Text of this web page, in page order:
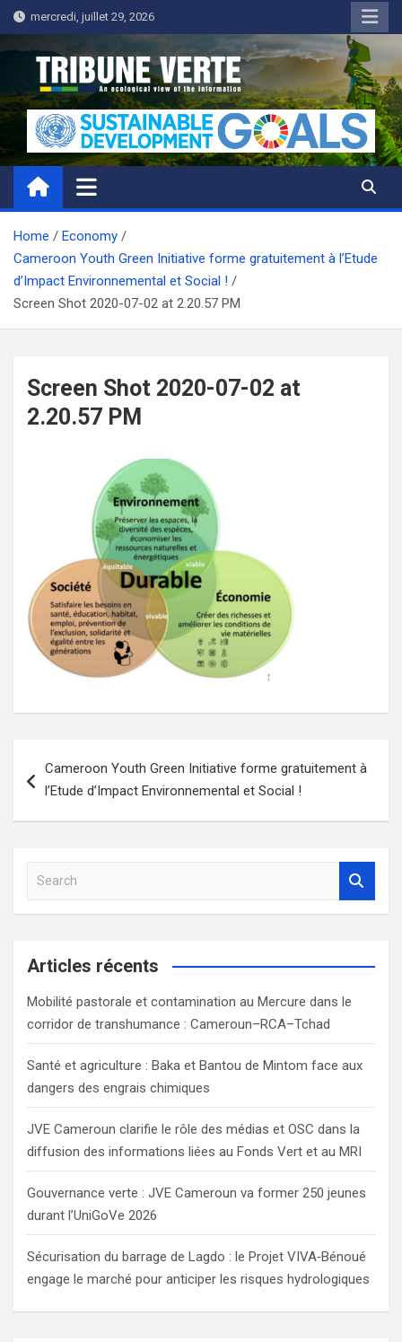
Skip
to
content
mercredi, juillet 29, 2026
Tribune Verte
Un regard écologique de l'information
Home
Economy
Cameroon Youth Green Initiative forme gratuitement à l’Etude
d’Impact Environnemental et Social !
Screen Shot 2020-07-02 at 2.20.57 PM
Screen Shot 2020-07-02 at
2.20.57 PM
de
Cameroon Youth Green Initiative forme gratuitement à
l’Etude d’Impact Environnemental et Social !
a
c
Articles récents
Mobilité pastorale et contamination au Mercure dans le
corridor de transhumance : Cameroun–RCA–Tchad
Santé et agriculture : Baka et Bantou de Mintom face aux
dangers des engrais chimiques
JVE Cameroun clarifie le rôle des médias et OSC dans la
diffusion des informations liées au Fonds Vert et au MRI
Gouvernance verte : JVE Cameroun va former 250 jeunes
durant l’UniGoVe 2026
Sécurisation du barrage de Lagdo : le Projet VIVA‑Bénoué
engage le marché pour anticiper les risques hydrologiques